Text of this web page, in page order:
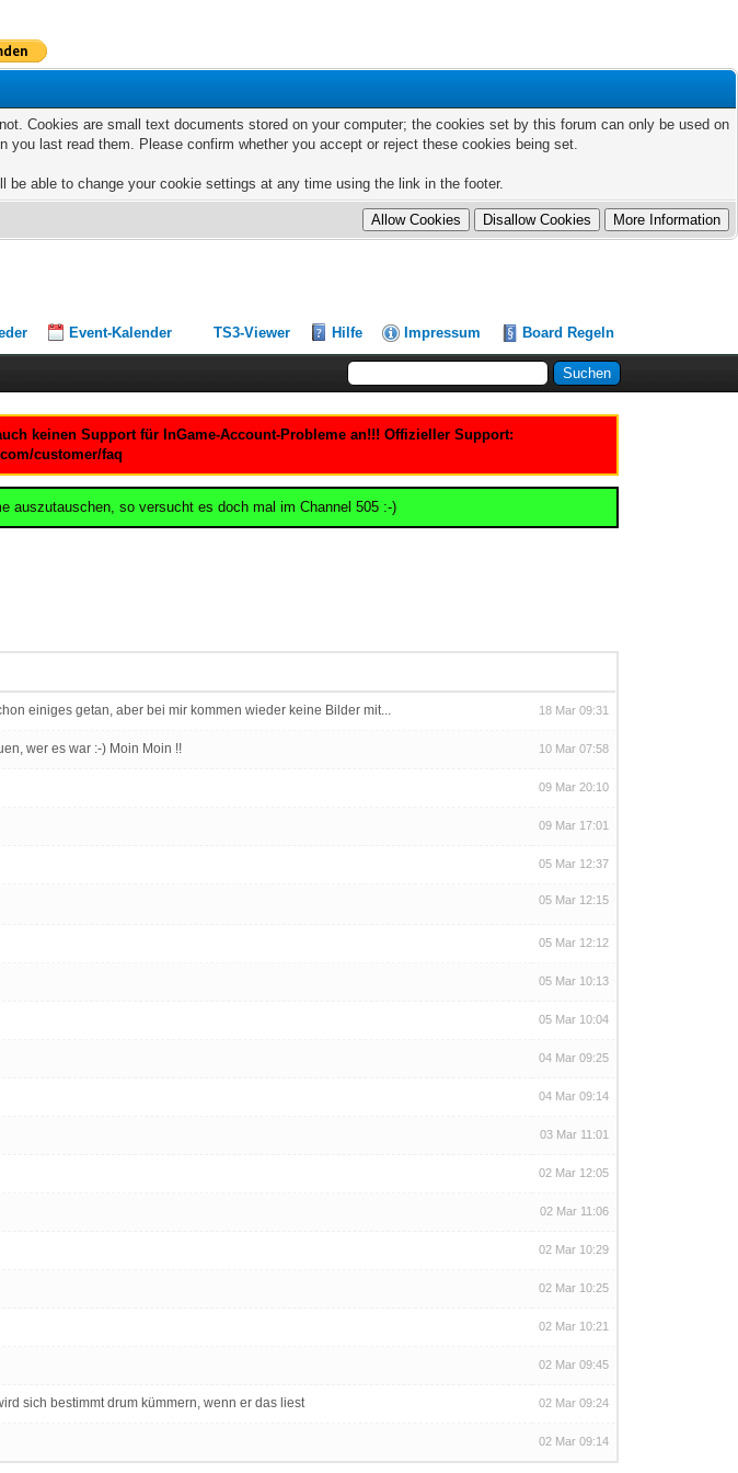
Cookies are small text documents stored on your computer; the cookies set by this forum can only be used on
last read them. Please confirm whether you accept or reject these cookies being set.
able to change your cookie settings at any time using the link in the footer.
Event-Kalender TS3-Viewer Hilfe Impressum Board Regeln
keinen Support für InGame-Account-Probleme an!!! Offizieller Support:
customer/faq
auszutauschen, so versucht es doch mal im Channel 505 :-)
einiges getan, aber bei mir kommen wieder keine Bilder mit... 18 Mar 09:31
wer es war :-) Moin Moin !! 10 Mar 07:58
09 Mar 20:10
09 Mar 17:01
05 Mar 12:37
05 Mar 12:15
05 Mar 12:12
05 Mar 10:13
05 Mar 10:04
04 Mar 09:25
04 Mar 09:14
03 Mar 11:01
02 Mar 12:05
02 Mar 11:06
02 Mar 10:29
02 Mar 10:25
02 Mar 10:21
02 Mar 09:45
sich bestimmt drum kümmern, wenn er das liest 02 Mar 09:24
02 Mar 09:14